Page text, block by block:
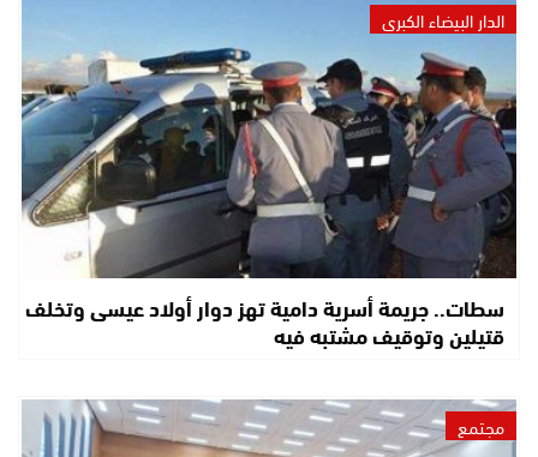
الدار البيضاء الكبرى
سطات.. جريمة أسرية دامية تهز دوار أولاد عيسى وتخلف
قتيلين وتوقيف مشتبه فيه
مجتمع